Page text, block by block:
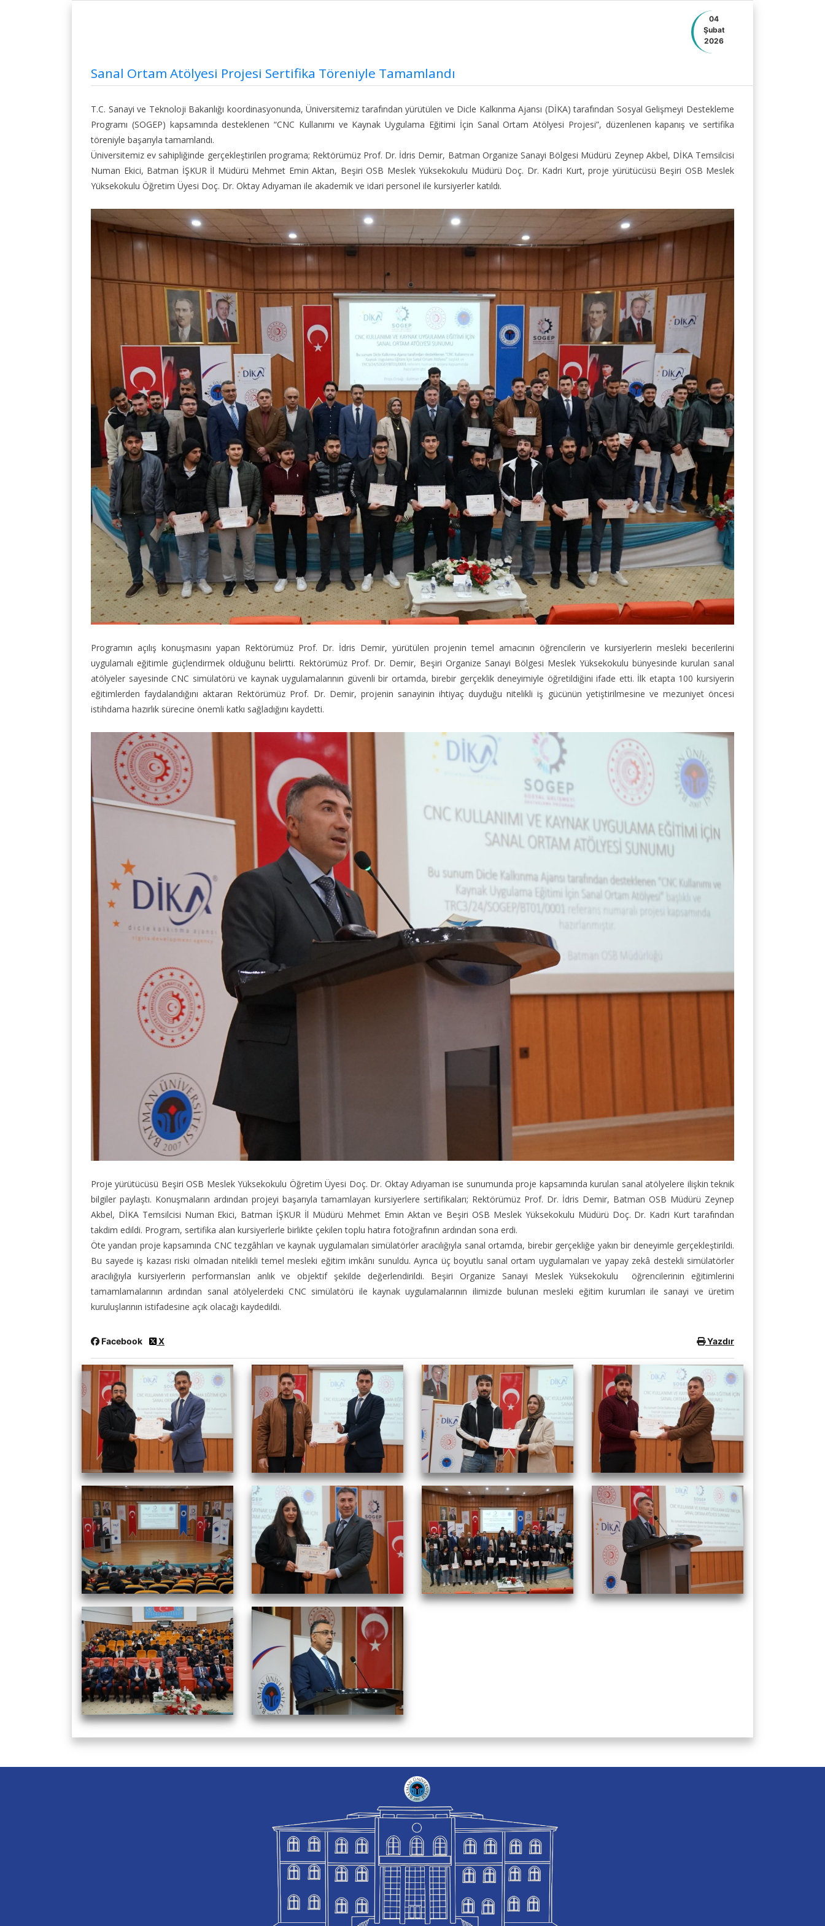
04
Şubat
2026
Sanal Ortam Atölyesi Projesi Sertifika Töreniyle Tamamlandı
T.C. Sanayi ve Teknoloji Bakanlığı koordinasyonunda, Üniversitemiz tarafından yürütülen ve Dicle Kalkınma Ajansı (DİKA) tarafından Sosyal Gelişmeyi Destekleme
Programı (SOGEP) kapsamında desteklenen “CNC Kullanımı ve Kaynak Uygulama Eğitimi İçin Sanal Ortam Atölyesi Projesi”, düzenlenen kapanış ve sertifika
töreniyle başarıyla tamamlandı.
Üniversitemiz ev sahipliğinde gerçekleştirilen programa; Rektörümüz Prof. Dr. İdris Demir, Batman Organize Sanayi Bölgesi Müdürü Zeynep Akbel, DİKA Temsilcisi
Numan Ekici, Batman İŞKUR İl Müdürü Mehmet Emin Aktan, Beşiri OSB Meslek Yüksekokulu Müdürü Doç. Dr. Kadri Kurt, proje yürütücüsü Beşiri OSB Meslek
Yüksekokulu Öğretim Üyesi Doç. Dr. Oktay Adıyaman ile akademik ve idari personel ile kursiyerler katıldı.
Programın açılış konuşmasını yapan Rektörümüz Prof. Dr. İdris Demir, yürütülen projenin temel amacının öğrencilerin ve kursiyerlerin mesleki becerilerini
uygulamalı eğitimle güçlendirmek olduğunu belirtti. Rektörümüz Prof. Dr. Demir, Beşiri Organize Sanayi Bölgesi Meslek Yüksekokulu bünyesinde kurulan sanal
atölyeler sayesinde CNC simülatörü ve kaynak uygulamalarının güvenli bir ortamda, birebir gerçeklik deneyimiyle öğretildiğini ifade etti. İlk etapta 100 kursiyerin
eğitimlerden faydalandığını aktaran Rektörümüz Prof. Dr. Demir, projenin sanayinin ihtiyaç duyduğu nitelikli iş gücünün yetiştirilmesine ve mezuniyet öncesi
istihdama hazırlık sürecine önemli katkı sağladığını kaydetti.
Proje yürütücüsü Beşiri OSB Meslek Yüksekokulu Öğretim Üyesi Doç. Dr. Oktay Adıyaman ise sunumunda proje kapsamında kurulan sanal atölyelere ilişkin teknik
bilgiler paylaştı. Konuşmaların ardından projeyi başarıyla tamamlayan kursiyerlere sertifikaları; Rektörümüz Prof. Dr. İdris Demir, Batman OSB Müdürü Zeynep
Akbel, DİKA Temsilcisi Numan Ekici, Batman İŞKUR İl Müdürü Mehmet Emin Aktan ve Beşiri OSB Meslek Yüksekokulu Müdürü Doç. Dr. Kadri Kurt tarafından
takdim edildi. Program, sertifika alan kursiyerlerle birlikte çekilen toplu hatıra fotoğrafının ardından sona erdi.
Öte yandan proje kapsamında CNC tezgâhları ve kaynak uygulamaları simülatörler aracılığıyla sanal ortamda, birebir gerçekliğe yakın bir deneyimle gerçekleştirildi.
Bu sayede iş kazası riski olmadan nitelikli temel mesleki eğitim imkânı sunuldu. Ayrıca üç boyutlu sanal ortam uygulamaları ve yapay zekâ destekli simülatörler
aracılığıyla kursiyerlerin performansları anlık ve objektif şekilde değerlendirildi. Beşiri Organize Sanayi Meslek Yüksekokulu öğrencilerinin eğitimlerini
tamamlamalarının ardından sanal atölyelerdeki CNC simülatörü ile kaynak uygulamalarının ilimizde bulunan mesleki eğitim kurumları ile sanayi ve üretim
kuruluşlarının istifadesine açık olacağı kaydedildi.
Facebook X Yazdır